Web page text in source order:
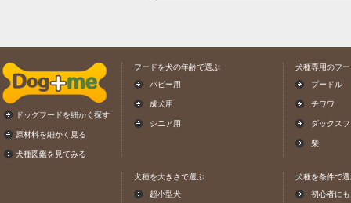
ドッグフードを細かく探す
原材料を細かく見る
犬種図鑑を見てみる
フードを犬の年齢で選ぶ
パピー用
成犬用
シニア用
犬種専用のフ
プードル
チワワ
ダックス
柴
犬種を大きさで選ぶ
超小型犬
犬種を条件で
初心者に